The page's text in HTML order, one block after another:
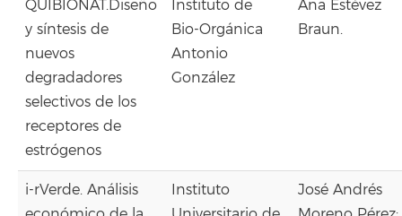
QUIBIONAT.Diseño
y síntesis de
nuevos
degradadores
selectivos de los
receptores de
estrógenos
Instituto de
Bio-Orgánica
Antonio
González
Ana Estévez
Braun.
i-rVerde. Análisis
Instituto
José Andrés